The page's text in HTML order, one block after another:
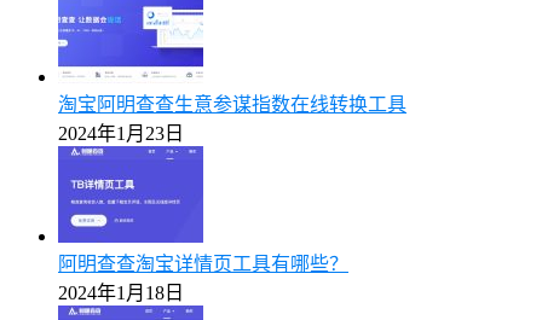
淘宝阿明查查生意参谋指数在线转换工具
2024年1月23日
阿明查查淘宝详情页工具有哪些？
2024年1月18日